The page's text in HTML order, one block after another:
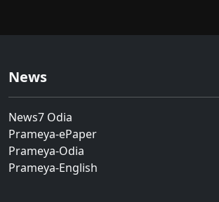
News
News7 Odia
Prameya-ePaper
Prameya-Odia
Prameya-English